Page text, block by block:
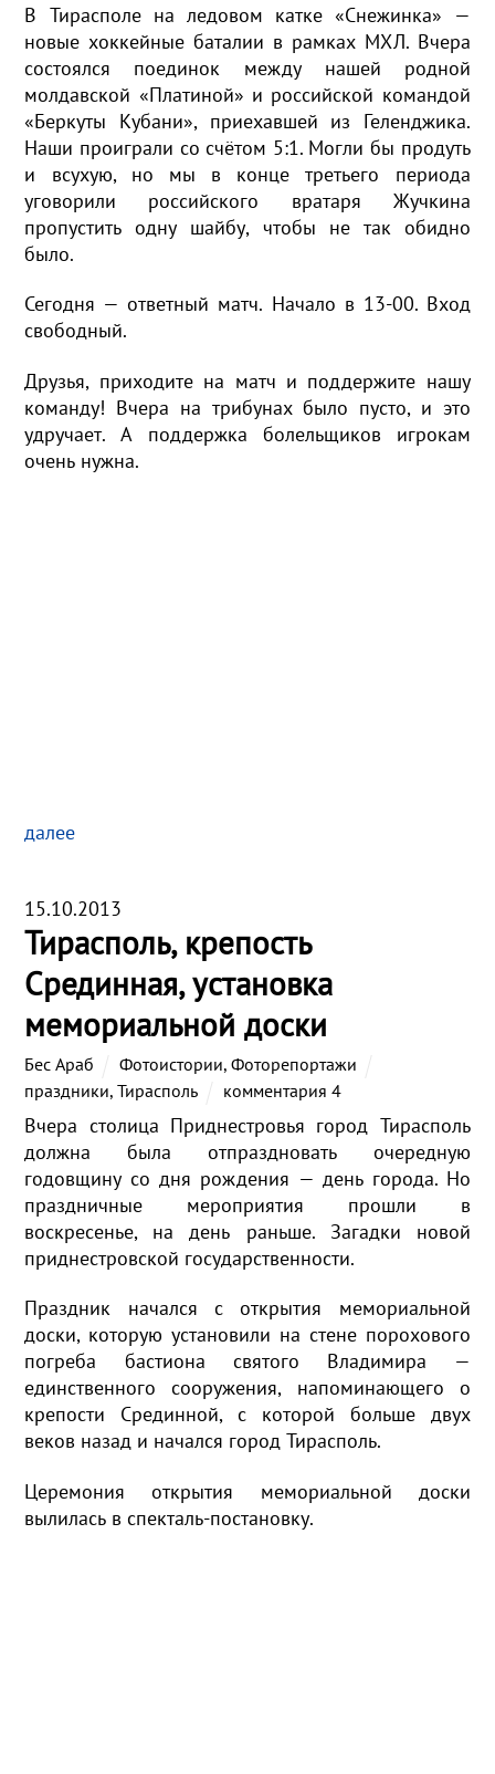
В Тирасполе на ледовом катке «Снежинка» —
новые хоккейные баталии в рамках МХЛ. Вчера
состоялся поединок между нашей родной
молдавской «Платиной» и российской командой
«Беркуты Кубани», приехавшей из Геленджика.
Наши проиграли со счётом 5:1. Могли бы продуть
и всухую, но мы в конце третьего периода
уговорили российского вратаря Жучкина
пропустить одну шайбу, чтобы не так обидно
было.
Сегодня — ответный матч. Начало в 13-00. Вход
свободный.
Друзья, приходите на матч и поддержите нашу
команду! Вчера на трибунах было пусто, и это
удручает. А поддержка болельщиков игрокам
очень нужна.
далее
15.10.2013
Тирасполь, крепость
Срединная, установка
мемориальной доски
Бес Араб Фотоистории,Фоторепортажи
праздники,Тирасполь комментария 4
Вчера столица Приднестровья город Тирасполь
должна была отпраздновать очередную
годовщину со дня рождения — день города. Но
праздничные мероприятия прошли в
воскресенье, на день раньше. Загадки новой
приднестровской государственности.
Праздник начался с открытия мемориальной
доски, которую установили на стене порохового
погреба бастиона святого Владимира —
единственного сооружения, напоминающего о
крепости Срединной, с которой больше двух
веков назад и начался город Тирасполь.
Церемония открытия мемориальной доски
вылилась в спекталь-постановку.